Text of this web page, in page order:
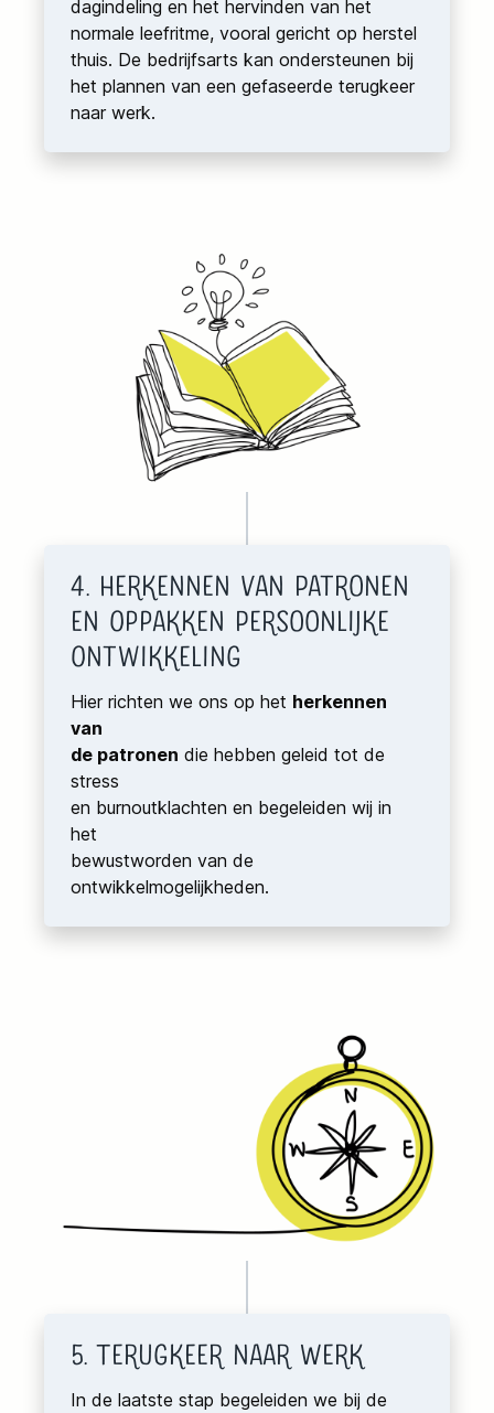
dagindeling en het hervinden van het
normale leefritme, vooral gericht op herstel
thuis. De bedrijfsarts kan ondersteunen bij
het plannen van een gefaseerde terugkeer
naar werk.
4. Herkennen van Patronen
en Oppakken Persoonlijke
Ontwikkeling
Hier richten we ons op het herkennen
van
de patronen die hebben geleid tot de
stress
en burnoutklachten en begeleiden wij in
het
bewustworden van de
ontwikkelmogelijkheden.
5. Terugkeer naar Werk
In de laatste stap begeleiden we bij de